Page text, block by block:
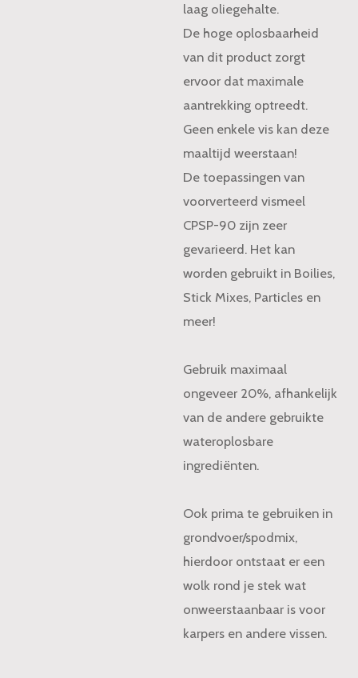
laag oliegehalte.
De hoge oplosbaarheid
van dit product zorgt
ervoor dat maximale
aantrekking optreedt.
Geen enkele vis kan deze
maaltijd weerstaan!
De toepassingen van
voorverteerd vismeel
CPSP-90 zijn zeer
gevarieerd. Het kan
worden gebruikt in Boilies,
Stick Mixes, Particles en
meer!
Gebruik maximaal
ongeveer 20%, afhankelijk
van de andere gebruikte
wateroplosbare
ingrediënten.
Ook prima te gebruiken in
grondvoer/spodmix,
hierdoor ontstaat er een
wolk rond je stek wat
onweerstaanbaar is voor
karpers en andere vissen.